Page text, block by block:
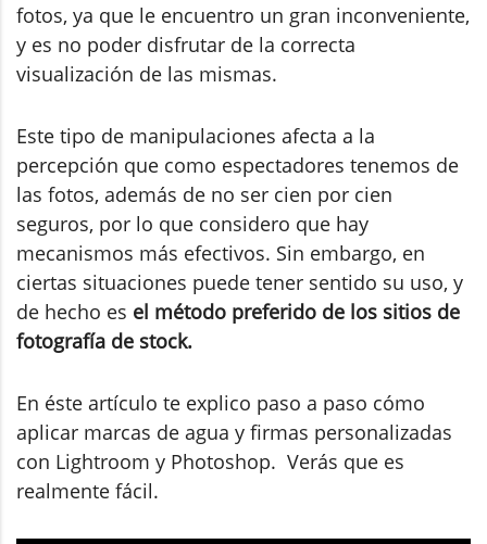
fotos, ya que le encuentro un gran inconveniente,
y es no poder disfrutar de la correcta
visualización de las mismas.
Este tipo de manipulaciones afecta a la
percepción que como espectadores tenemos de
las fotos, además de no ser cien por cien
seguros, por lo que considero que hay
mecanismos más efectivos. Sin embargo, en
ciertas situaciones puede tener sentido su uso, y
de hecho es el método preferido de los sitios de
fotografía de stock.
En éste artículo te explico paso a paso cómo
aplicar marcas de agua y firmas personalizadas
con Lightroom y Photoshop. Verás que es
realmente fácil.